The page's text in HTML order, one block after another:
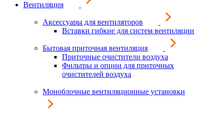
Вентиляция
Аксессуары для вентиляторов
Вставки гибкие для систем вентиляции
Бытовая приточная вентиляция
Приточные очистители воздуха
Фильтры и опции для приточных
очистителей воздуха
Моноблочные вентиляционные установки